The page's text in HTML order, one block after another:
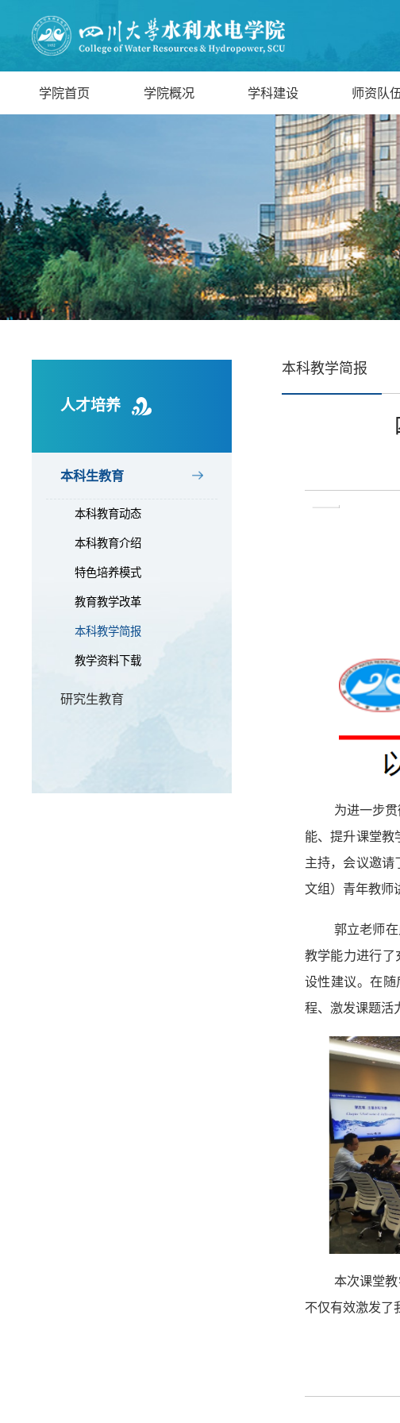
学院首页 学院概况 学科建设 师资队
人才培养
本科生教育
本科教育动态
本科教育介绍
特色培养模式
教育教学改革
本科教学简报
教学资料下载
研究生教育
本科教学简报
为进一步
能、提升课堂教
主持，会议邀请
文组）青年教师
郭立老师
教学能力进行了
设性建议。在
程、激发课题活
本次课堂
不仅有效激发了